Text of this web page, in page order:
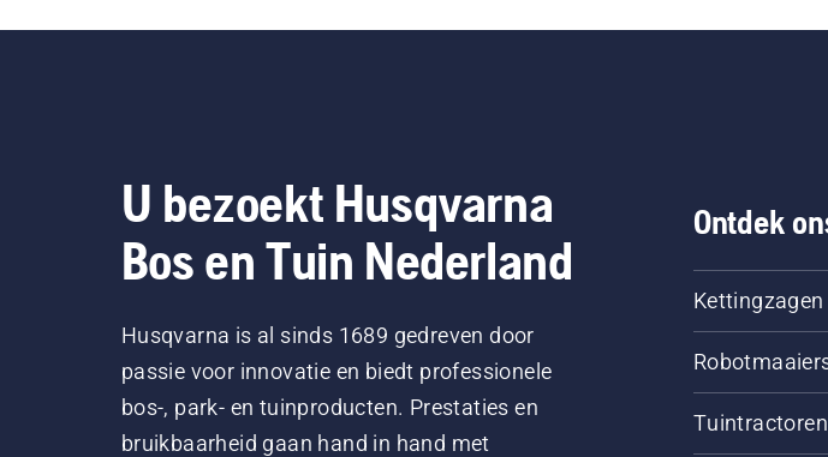
U bezoekt Husqvarna
Bos en Tuin Nederland
Husqvarna is al sinds 1689 gedreven door
passie voor innovatie en biedt professionele
bos-, park- en tuinproducten. Prestaties en
bruikbaarheid gaan hand in hand met
Ontdek
Kettingzagen
Tuintractoren